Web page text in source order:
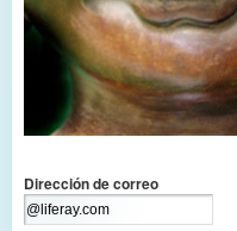
Dirección de correo